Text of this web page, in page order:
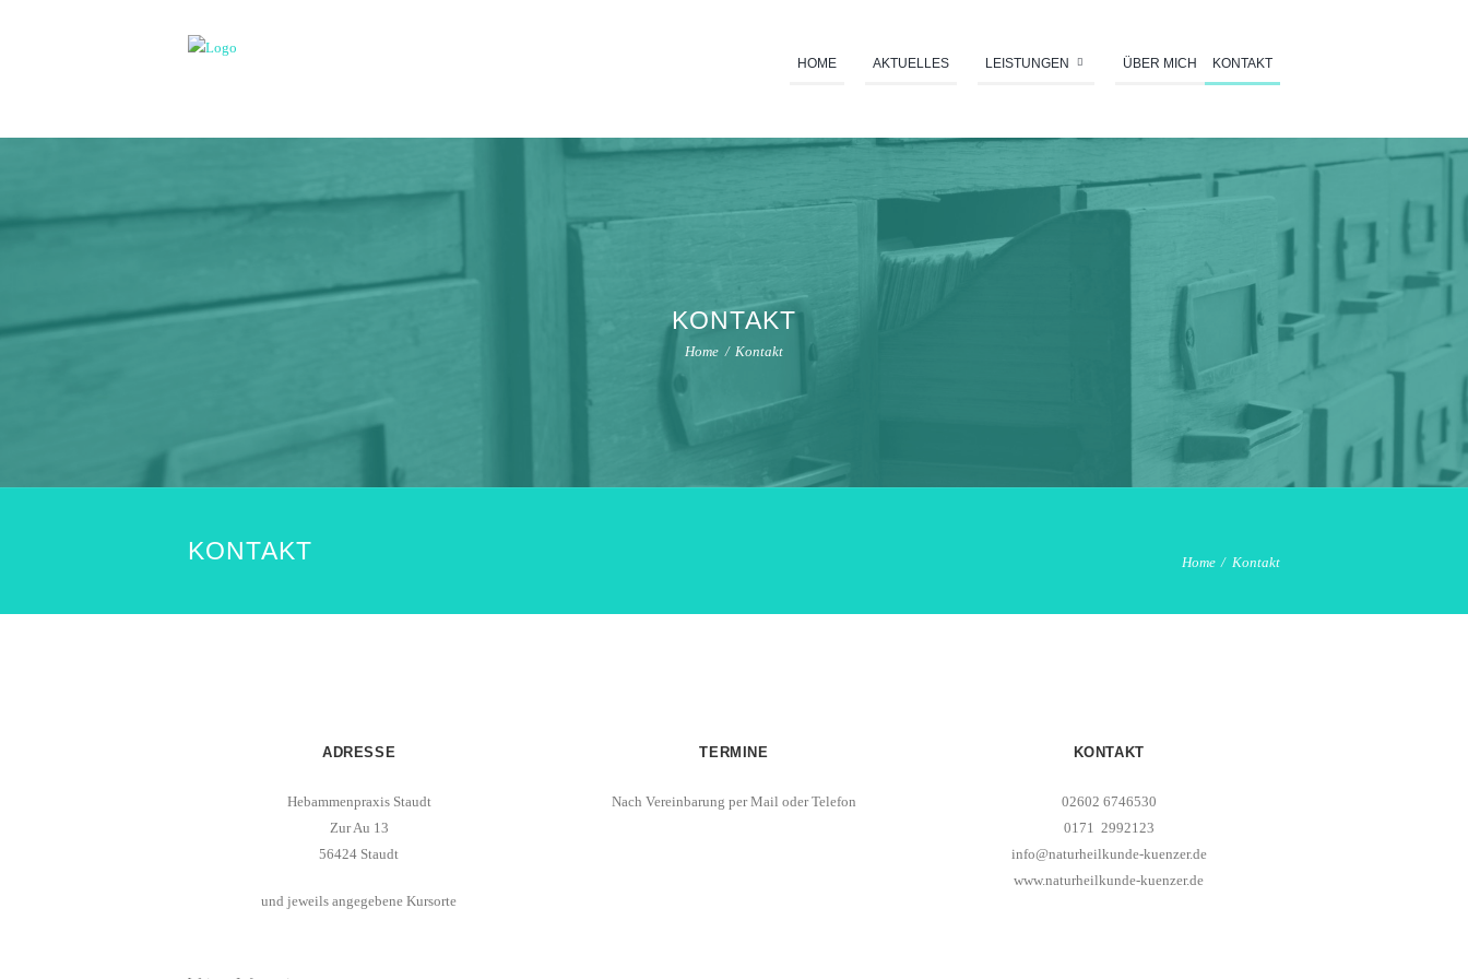
HOME AKTUELLES LEISTUNGEN ÜBER MICH KONTAKT
KONTAKT
Home Kontakt
KONTAKT Home Kontakt
ADRESSE
Hebammenpraxis Staudt
Zur Au 13
56424 Staudt
und jeweils angegebene Kursorte
TERMINE
Nach Vereinbarung per Mail oder Telefon
KONTAKT
02602 6746530
0171 2992123
info@naturheilkunde-kuenzer.de
www.naturheilkunde-kuenzer.de